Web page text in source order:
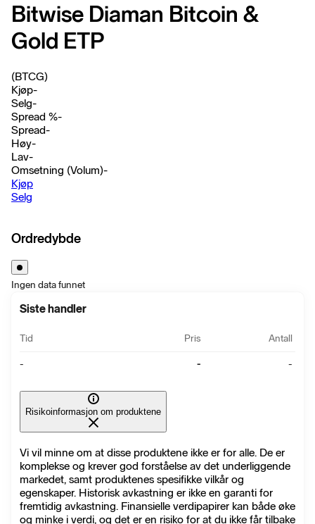
Bitwise Diaman Bitcoin &
Gold ETP
(BTCG)
Kjøp-
Selg-
Spread %-
Spread-
Høy-
Lav-
Omsetning (Volum)-
Kjøp
Selg
Ordredybde
Ingen data funnet
Siste handler
Tid Pris Antall
- - -
Risikoinformasjon om produktene
Vi vil minne om at disse produktene ikke er for alle. De er
komplekse og krever god forståelse av det underliggende
markedet, samt produktenes spesifikke vilkår og
egenskaper. Historisk avkastning er ikke en garanti for
fremtidig avkastning. Finansielle verdipapirer kan både øke
og minke i verdi, og det er en risiko for at du ikke får tilbake